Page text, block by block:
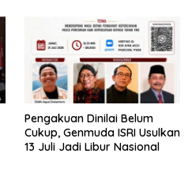
Pengakuan Dinilai Belum
Cukup, Genmuda ISRI Usulkan
13 Juli Jadi Libur Nasional